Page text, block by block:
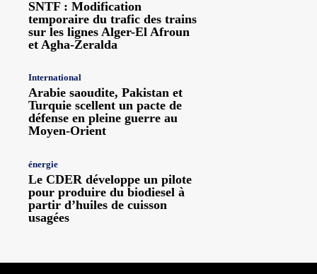
SNTF : Modification
temporaire du trafic des trains
sur les lignes Alger-El Afroun
et Agha-Zeralda
International
Arabie saoudite, Pakistan et
Turquie scellent un pacte de
défense en pleine guerre au
Moyen-Orient
énergie
Le CDER développe un pilote
pour produire du biodiesel à
partir d’huiles de cuisson
usagées